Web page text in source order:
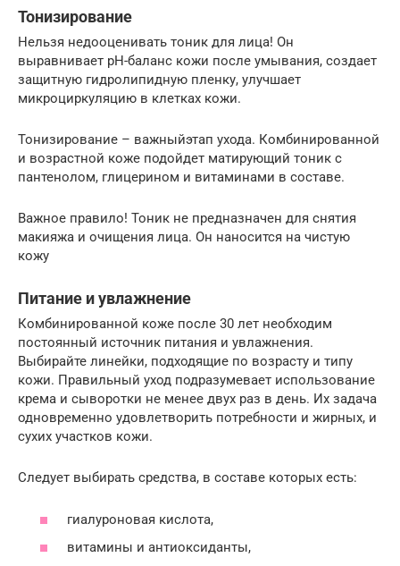
Тонизирование
Нельзя недооценивать тоник для лица! Он
выравнивает pH-баланс кожи после умывания, создает
защитную гидролипидную пленку, улучшает
микроциркуляцию в клетках кожи.
Тонизирование – важныйэтап ухода. Комбинированной
и возрастной коже подойдет матирующий тоник с
пантенолом, глицерином и витаминами в составе.
Важное правило! Тоник не предназначен для снятия
макияжа и очищения лица. Он наносится на чистую
кожу
Питание и увлажнение
Комбинированной коже после 30 лет необходим
постоянный источник питания и увлажнения.
Выбирайте линейки, подходящие по возрасту и типу
кожи. Правильный уход подразумевает использование
крема и сыворотки не менее двух раз в день. Их задача
одновременно удовлетворить потребности и жирных, и
сухих участков кожи.
Следует выбирать средства, в составе которых есть:
гиалуроновая кислота,
витамины и антиоксиданты,